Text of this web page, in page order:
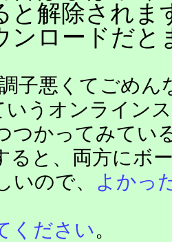
と解除されま
ンロードだと
子悪くてごめん
いうオンライン
つかってみてい
ると、両方にボ
いので、
よかっ
ください。